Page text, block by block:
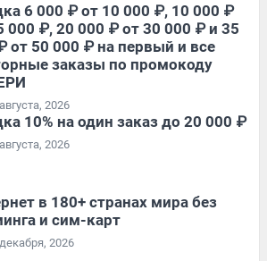
6 000 ₽ от 10 000 ₽, 10 000 ₽
000 ₽, 20 000 ₽ от 30 000 ₽ и 35
от 50 000 ₽ на первый и все
заказы по промокоду
2026
10% на один заказ до 20 000 ₽
2026
в 180+ странах мира без
и сим-карт
2026